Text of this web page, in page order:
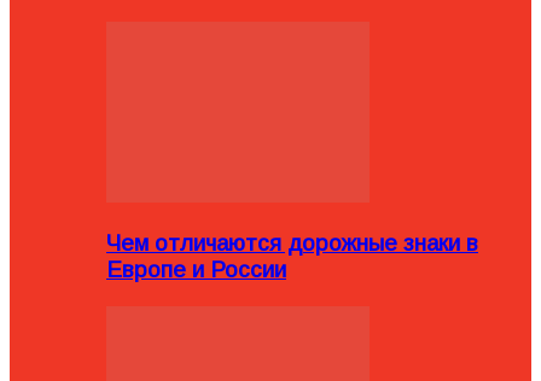
Чем отличаются дорожные знаки в
Европе и России